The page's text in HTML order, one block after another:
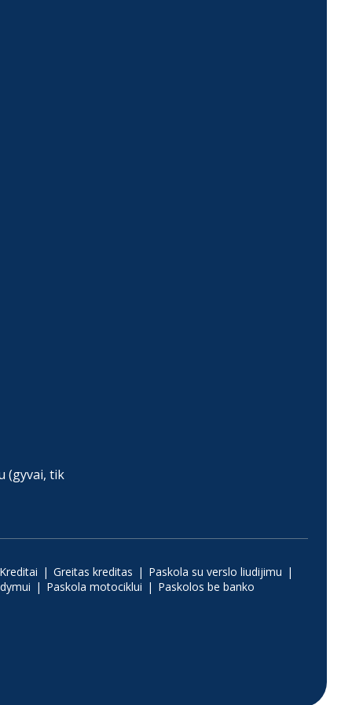
(gyvai, tik
Kreditai Greitas kreditas
Paskola su verslo liudijimu
Paskola motociklui Paskolos be banko